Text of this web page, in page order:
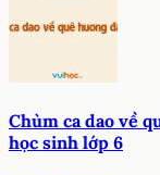
Chùm ca dao về
học sinh lớp 6